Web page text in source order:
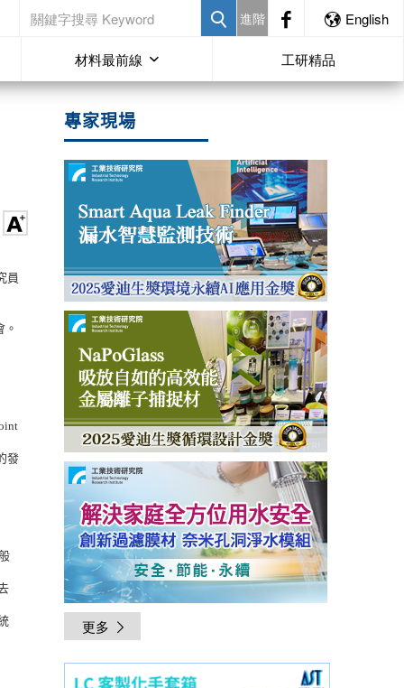
進階 English
材料最前線 工研精品
員
。
發
專家現場
更多